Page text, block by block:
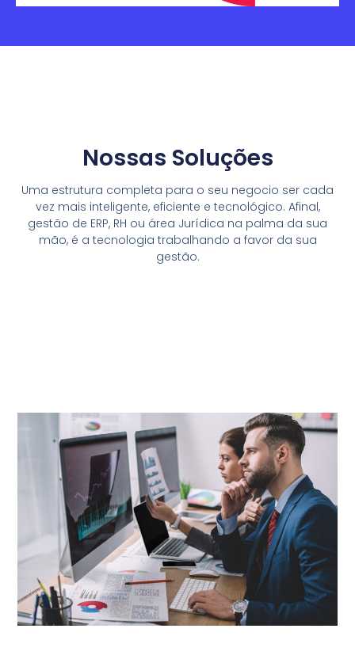
Nossas Soluções
Uma estrutura completa para o seu negocio ser cada
vez mais inteligente, eficiente e tecnológico. Afinal,
gestão de ERP, RH ou área Jurídica na palma da sua
mão, é a tecnologia trabalhando a favor da sua
gestão.